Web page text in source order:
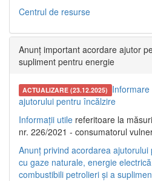
Centrul de resurse
Anunț important acordare ajutor
supliment pentru energie
ACTUALIZARE (23.12.2025) Informare
ajutorului pentru încălzire
Informații utile referitoare la
nr. 226/2021 - consumatorul
Anunț privind acordarea
cu gaze naturale, energie
combustibili petrolieri și a